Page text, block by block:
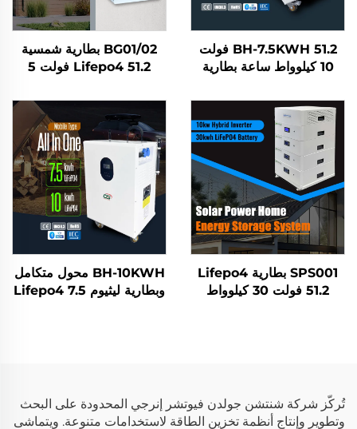
BH-7.5KWH 51.2 فولت
10 كيلوواط ساعة بطارية
Lifepo4 لتخزين الطاقة في
المنازل محطة طاقة محمولة
للتطبيقات السكنية
BG01/02 بطارية شمسية
Lifepo4 51.2 فولت 5
ساعة لنظام تخزين الطاقة
المنزلي
SPS001 بطارية Lifepo4
51.2 فولت 30 كيلوواط
BH-10KWH محول متكامل
وبطارية ليثيوم Lifepo4 7.5
تُركّز شركة شنتشن جولدن فيوتشر إنرجي المحدودة على البحث
وتطوير وإنتاج أنظمة تخزين الطاقة لاستخدامات متنوعة. ويتماشى